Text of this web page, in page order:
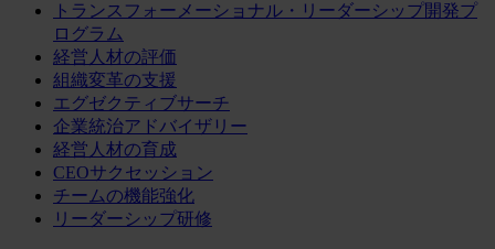
トランスフォーメーショナル・リーダーシップ開発プ
ログラム
経営人材の評価
組織変革の支援
エグゼクティブサーチ
企業統治アドバイザリー
経営人材の育成
CEOサクセッション
チームの機能強化
リーダーシップ研修